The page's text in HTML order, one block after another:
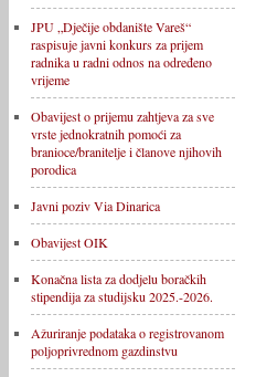
JPU „Dječije obdanište Vareš“
raspisuje javni konkurs za prijem
radnika u radni odnos na određeno
vrijeme
Obavijest o prijemu zahtjeva za sve
vrste jednokratnih pomoći za
branioce/branitelje i članove njihovih
porodica
Javni poziv Via Dinarica
Obavijest OIK
Konačna lista za dodjelu boračkih
stipendija za studijsku 2025.-2026.
Ažuriranje podataka o registrovanom
poljoprivrednom gazdinstvu